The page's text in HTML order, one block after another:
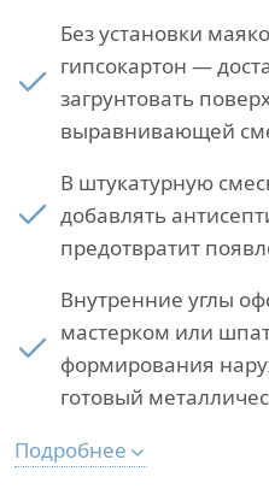
Без установки
гипсокартон —
загрунтовать
выравнивающей
В штукатурную
добавлять
предотвратит
Внутренние углы
мастерком или
формирования
готовый
Подробнее